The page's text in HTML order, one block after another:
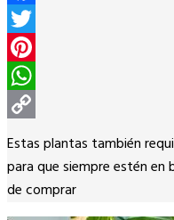
Facebook
Twitter
Pinterest
WhatsApp
Copy
Link
Estas plantas también
para que siempre estén en
de comprar